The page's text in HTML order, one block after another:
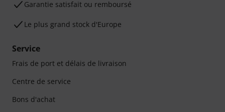
Garantie satisfait ou remboursé
Le plus grand stock d'Europe
Service
Frais de port et délais de livraison
Centre de service
Bons d'achat